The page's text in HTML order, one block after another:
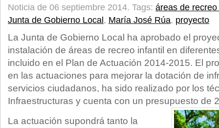
Noticia de 06 septiembre 2014. Tags: áreas de
Junta de Gobierno Local , María José Rúa, proyecto
La Junta de Gobierno Local ha aprobado el
instalación de áreas de recreo infantil en
incluido en el Plan de Actuación 2014-2015. El
en las actuaciones para mejorar la dotación de
servicios ciudadanos, ha sido realizado por los
Infraestructuras y cuenta con un presupuesto de
La actuación supondrá tanto la